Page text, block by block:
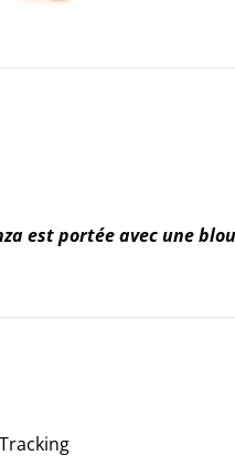
est portée avec une